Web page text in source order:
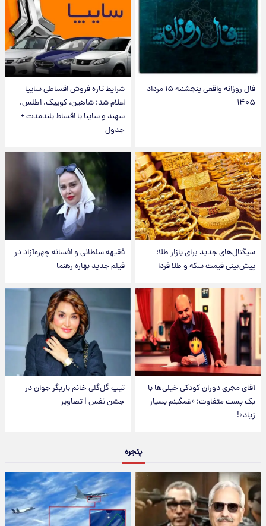
فال روزانه واقعی پنجشنبه ۱۵ مرداد
۱۴۰۵
شرایط تازه فروش اقساطی سایپا
اعلام شد؛ شاهین، کوییک، اطلس،
سهند و ساینا با اقساط بلندمدت +
جدول
سیگنال‌های جدید برای بازار طلا؛
پیش‌بینی قیمت سکه و طلا فردا
فقیهه سلطانی و افسانه چهره‌آزاد در
فیلم جدید بهاره رهنما
آقای مجریِ دوران کودکی خیلی‌ها با
یک پست متفاوت؛ «غمگینم بسیار
زیاد»!
تیپ گل‌گلی خانم بازیگر جوان در
جشن نفس | تصاویر
پنجره